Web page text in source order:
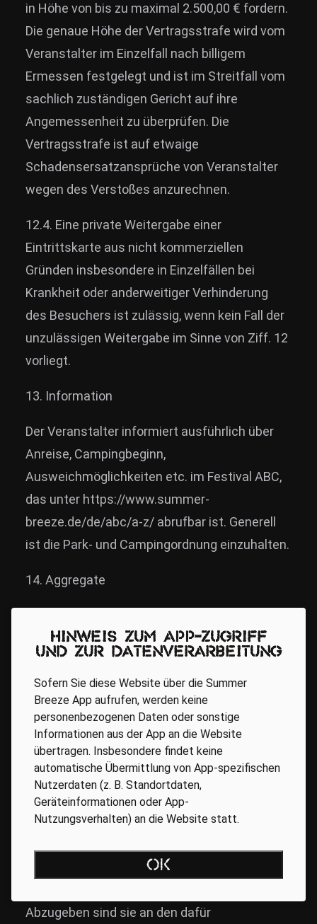
in Höhe von bis zu maximal 2.500,00 € fordern.
Die genaue Höhe der Vertragsstrafe wird vom
Veranstalter im Einzelfall nach billigem
Ermessen festgelegt und ist im Streitfall vom
sachlich zuständigen Gericht auf ihre
Angemessenheit zu überprüfen. Die
Vertragsstrafe ist auf etwaige
Schadensersatzansprüche von Veranstalter
wegen des Verstoßes anzurechnen.
12.4. Eine private Weitergabe einer
Eintrittskarte aus nicht kommerziellen
Gründen insbesondere in Einzelfällen bei
Krankheit oder anderweitiger Verhinderung
des Besuchers ist zulässig, wenn kein Fall der
unzulässigen Weitergabe im Sinne von Ziff. 12
vorliegt.
13. Information
Der Veranstalter informiert ausführlich über
Anreise, Campingbeginn,
Ausweichmöglichkeiten etc. im Festival ABC,
das unter https://www.summer-
breeze.de/de/abc/a-z/ abrufbar ist. Generell
ist die Park- und Campingordnung einzuhalten.
14. Aggregate
Campingplatz zugelassen, wenn sie in
einwandfreiem Zustand sind, insbesondere
kein Öl oder Treibstoff verlieren. Der Betrieb ist
bis 01.00 Uhr gestattet. Pro Fahrzeug dürfen
maximal 20 Liter Treibstoff in Zusatztanks
mitgeführt werden.
15. Müll
Müllablagerungen (speziell Sperrmüll,
werden zur Anzeige gebracht. Müllsäcke
Abzugeben sind sie an den dafür
Hinweis zum App-Zugriff
und zur Datenverarbeitung
Sofern Sie diese Website über die Summer
Breeze App aufrufen, werden keine
personenbezogenen Daten oder sonstige
Informationen aus der App an die Website
übertragen. Insbesondere findet keine
automatische Übermittlung von App-spezifischen
Nutzerdaten (z. B. Standortdaten,
Geräteinformationen oder App-
Nutzungsverhalten) an die Website statt.
OK